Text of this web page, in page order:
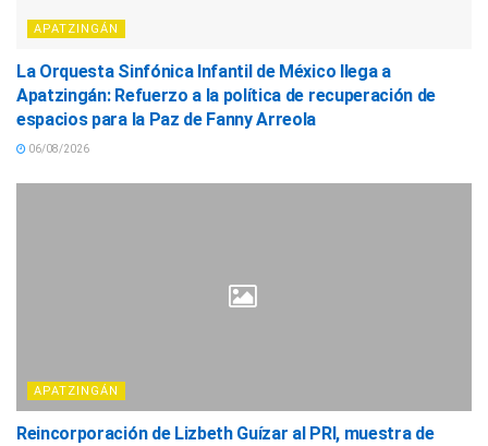
APATZINGÁN
La Orquesta Sinfónica Infantil de México llega a
Apatzingán: Refuerzo a la política de recuperación de
espacios para la Paz de Fanny Arreola
06/08/2026
APATZINGÁN
Reincorporación de Lizbeth Guízar al PRI, muestra de